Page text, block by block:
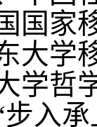
国家
大学
学哲
入